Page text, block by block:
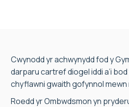
Cwynodd yr achwynydd fod y
darparu cartref diogel iddi a’i
chyflawni gwaith gofynnol mewn
Roedd yr Ombwdsmon yn